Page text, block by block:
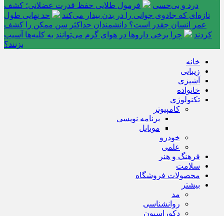
درد و بی‌حسی
فرمول طلایی حفظ قدرت عضلانی؛ کشف
تازه‌ای که جادوی جوانی را در بدن بیدار می‌کند
حد نهایی طول
عمر انسان چقدر است؟ دانشمندان حداکثر سن ممکن را کشف
کردند
چرا برخی داروها در هوای گرم می‌توانند به کلیه‌ها آسیب
بزنند؟
خانه
زیبایی
آشپزی
خانواده
تکنولوژی
کامپیوتر
برنامه نویسی
موبایل
خودرو
علمی
فرهنگ و هنر
سلامت
محصولات فروشگاه
بیشتر
مد
روانشناسی
دکوراسیون